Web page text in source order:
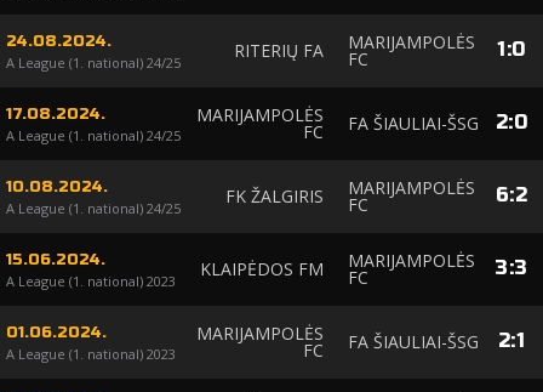
24.08.2024.
A League (1. national) 24/25
RITERIŲ FA MARIJAMPOLĖS
FC 1:0
17.08.2024.
A League (1. national) 24/25
MARIJAMPOLĖS
FC FA ŠIAULIAI-ŠSG 2:0
10.08.2024.
A League (1. national) 24/25
FK ŽALGIRIS MARIJAMPOLĖS
FC 6:2
15.06.2024.
A League (1. national) 2023
KLAIPĖDOS FM MARIJAMPOLĖS
FC 3:3
01.06.2024.
A League (1. national) 2023
MARIJAMPOLĖS
FC FA ŠIAULIAI-ŠSG 2:1